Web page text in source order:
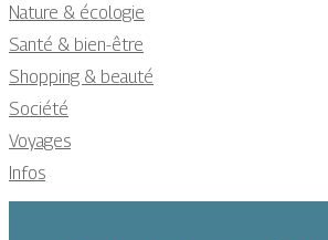
Nature & écologie
Santé & bien-être
Shopping & beauté
Société
Voyages
Infos